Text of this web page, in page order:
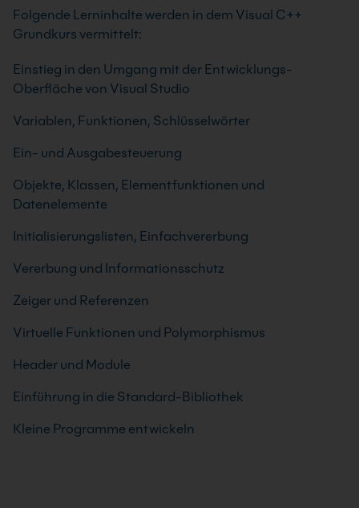
Folgende Lerninhalte werden in dem Visual C++
Grundkurs vermittelt:
Einstieg in den Umgang mit der Entwicklungs-
Oberfläche von Visual Studio
Variablen, Funktionen, Schlüsselwörter
Ein- und Ausgabesteuerung
Objekte, Klassen, Elementfunktionen und
Datenelemente
Initialisierungslisten, Einfachvererbung
Vererbung und Informationsschutz
Zeiger und Referenzen
Virtuelle Funktionen und Polymorphismus
Header und Module
Einführung in die Standard-Bibliothek
Kleine Programme entwickeln